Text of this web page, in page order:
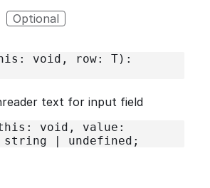
Optional
void, row: T):
text for input field
void, value:
| undefined;